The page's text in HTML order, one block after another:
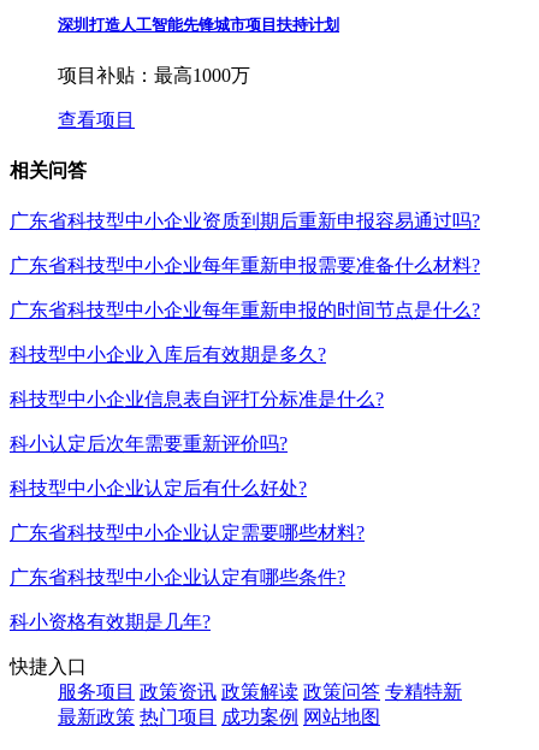
深圳打造人工智能先锋城市项目扶持计划
项目补贴： 最高1000万
查看项目
相关问答
广东省科技型中小企业资质到期后重新申报容易通过吗?
广东省科技型中小企业每年重新申报需要准备什么材料?
广东省科技型中小企业每年重新申报的时间节点是什么?
科技型中小企业入库后有效期是多久?
科技型中小企业信息表自评打分标准是什么?
科小认定后次年需要重新评价吗?
科技型中小企业认定后有什么好处?
广东省科技型中小企业认定需要哪些材料?
广东省科技型中小企业认定有哪些条件?
科小资格有效期是几年?
快捷入口
服务项目 政策资讯 政策解读 政策问答 专精特新
最新政策 热门项目 成功案例 网站地图